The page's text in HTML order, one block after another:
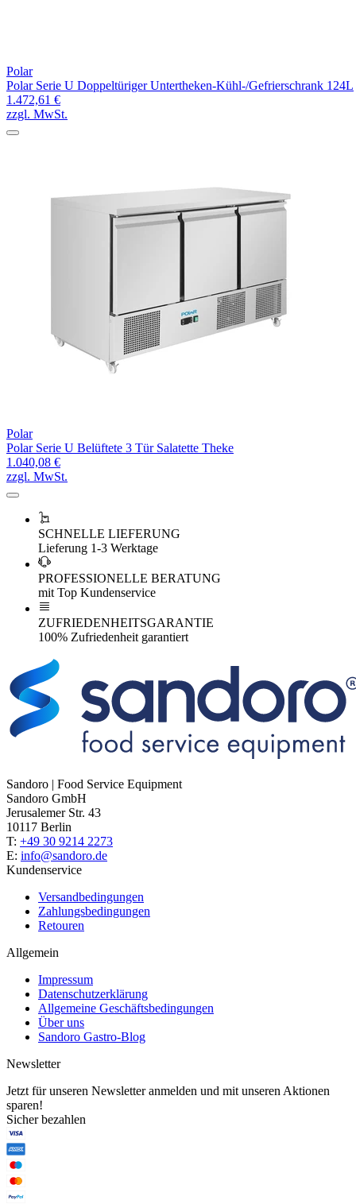
Polar
Polar Serie U Doppeltüriger Untertheken-Kühl-/Gefrierschrank 124L
1.472,61 €
zzgl. MwSt.
Polar
Polar Serie U Belüftete 3 Tür Salatette Theke
1.040,08 €
zzgl. MwSt.
SCHNELLE LIEFERUNG
Lieferung 1-3 Werktage
PROFESSIONELLE BERATUNG
mit Top Kundenservice
ZUFRIEDENHEITSGARANTIE
100% Zufriedenheit garantiert
Sandoro | Food Service Equipment
Sandoro GmbH
Jerusalemer Str. 43
10117 Berlin
T: +49 30 9214 2273
E: info@sandoro.de
Kundenservice
Versandbedingungen
Zahlungsbedingungen
Retouren
Allgemein
Impressum
Datenschutzerklärung
Allgemeine Geschäftsbedingungen
Über uns
Sandoro Gastro-Blog
Newsletter
Jetzt für unseren Newsletter anmelden und mit unseren Aktionen
sparen!
Sicher bezahlen